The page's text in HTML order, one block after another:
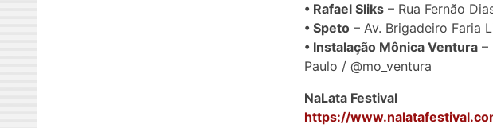
• Rafael Sliks – Rua Fernão
• Speto – Av. Brigadeiro Faria
• Instalação Mônica Ventura –
Paulo / @mo_ventura
NaLata Festival
https://